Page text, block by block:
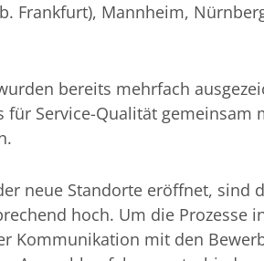
Frankfurt), Mannheim,
bereits mehrfach
Service-Qualität gemeinsam
neue Standorte eröffnet, sind
hoch. Um die Prozesse
Kommunikation mit den